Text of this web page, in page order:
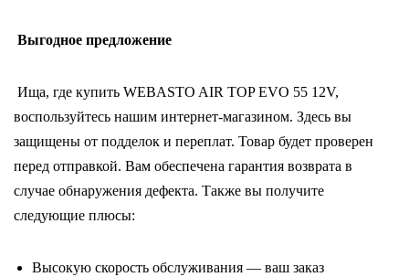
Выгодное предложение
Ища, где купить WEBASTO AIR TOP EVO 55 12V,
воспользуйтесь нашим интернет-магазином. Здесь вы
защищены от подделок и переплат. Товар будет проверен
перед отправкой. Вам обеспечена гарантия возврата в
случае обнаружения дефекта. Также вы получите
следующие плюсы:
Высокую скорость обслуживания — ваш заказ